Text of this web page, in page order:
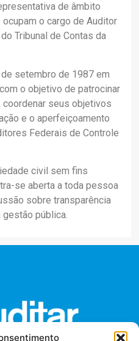
de âmbito
o cargo de Auditor
Tribunal de Contas da
setembro de 1987 em
o objetivo de patrocinar
seus objetivos
e o aperfeiçoamento
Federais de Controle
civil sem fins
se aberta a toda pessoa
sobre transparência
pública.